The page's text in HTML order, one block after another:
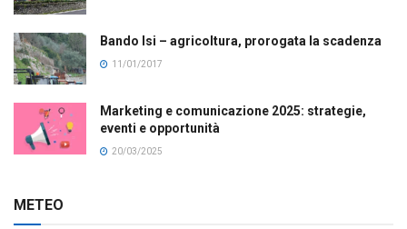
Bando Isi – agricoltura, prorogata la scadenza
11/01/2017
Marketing e comunicazione 2025: strategie,
eventi e opportunità
20/03/2025
METEO